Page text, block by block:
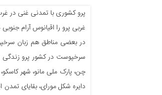
پرو کشوری با تمدنی غنی در
غربی پرو را اقیانوس آرام
چن، پارک ملی مانو، شهر
دایره شکل مورای، بقایای